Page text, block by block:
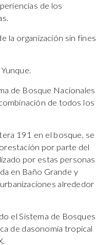
de los
la organización sin fines
de Bosque Nacionales
de todos los
191 en el bosque, se
por parte del
por estas personas
en Baño Grande y
alrededor
el Sistema de Bosques
de dasonomía tropical